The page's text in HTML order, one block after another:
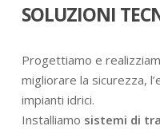
SOLUZIONI
Progettiamo e
migliorare la sicurezza,
impianti idrici.
Installiamo sistemi di